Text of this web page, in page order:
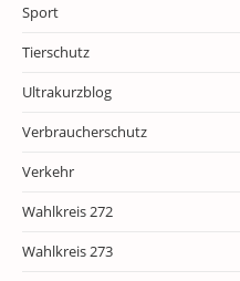
Sport
Tierschutz
Ultrakurzblog
Verbraucherschutz
Verkehr
Wahlkreis 272
Wahlkreis 273